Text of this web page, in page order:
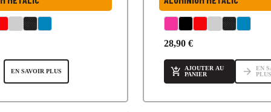
EN SAVOIR PLUS
28,90 €

AJOUTER AU
PANIER
arrow_forward
EN
PLUS